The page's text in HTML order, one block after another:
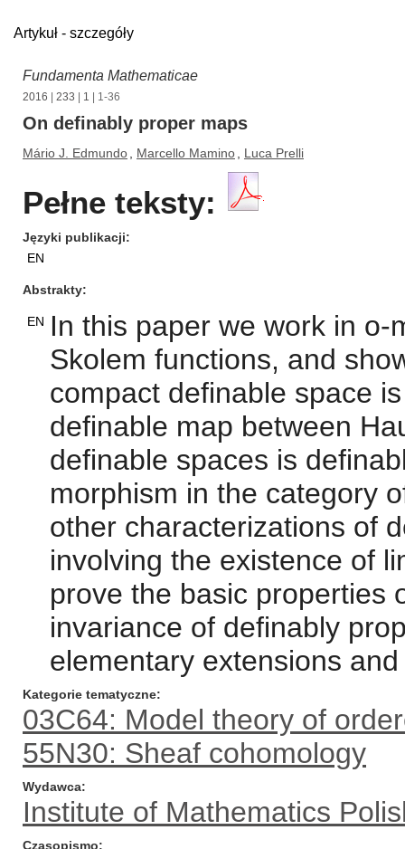
Artykuł - szczegóły
Fundamenta Mathematicae
2016 233 1 | 1-36
On definably proper maps
Mário J. Edmundo Marcello Mamino Luca Prelli
Pełne teksty:
Języki publikacji
EN
Abstrakty
EN
In this paper we work in
Skolem functions, and
compact definable space
definable map between
definable spaces is
morphism in the category
other characterizations of
involving the existence of
prove the basic properties
invariance of definably
elementary extensions
Kategorie tematyczne
03C64: Model theory of
55N30: Sheaf cohomology
Wydawca
Institute of Mathematics
Czasopismo